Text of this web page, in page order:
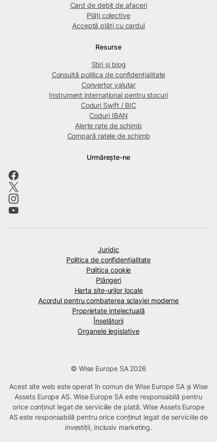
Card de debit de afaceri
Plăți colective
Acceptă plăți cu cardul
Resurse
Știri și blog
Consultă politica de confidențialitate
Convertor valutar
Instrument internațional pentru stocuri
Coduri Swift / BIC
Coduri IBAN
Alerte rate de schimb
Compară ratele de schimb
Urmărește-ne
Juridic
Politica de confidenţialitate
Politica cookie
Plângeri
Harta site-urilor locale
Acordul pentru combaterea sclaviei moderne
Proprietate intelectuală
Înșelătorii
Organele legislative
© Wise Europe SA 2026
Acest site web este operat în comun de Wise Europe SA și Wise
Assets Europe AS. Wise Europe SA este responsabilă pentru
orice conținut legat de serviciile de plată. Wise Assets Europe
AS este responsabilă pentru orice conținut legat de serviciile de
investiții, inclusiv marketing.